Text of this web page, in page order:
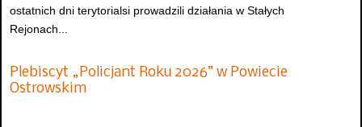
ostatnich dni terytorialsi prowadzili działania w Stałych
Rejonach...
Plebiscyt „Policjant Roku 2026” w Powiecie
Ostrowskim